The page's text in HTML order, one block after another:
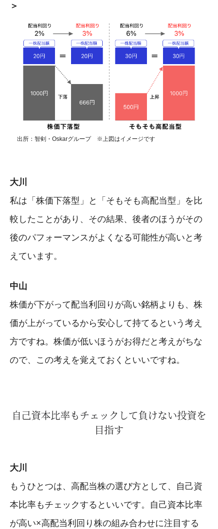
＞
出所：智剣・Oskarグループ ※上図はイメージです
大川
私は「株価下落型」と「そもそも高配当型」を比
較したことがあり、その結果、後者のほうがその
後のパフォーマンスがよくなる可能性が高いと考
えています。
中山
株価が下がって配当利回りが高い銘柄よりも、株
価が上がっているから安心して持てるという考え
方ですね。株価が低いほうがお得だと考えがちな
ので、この考えを覚えておくといいですね。
自己資本比率もチェックして負けない投資を
目指す
大川
もうひとつは、高配当株の選び方として、自己資
本比率もチェックするといいです。自己資本比率
が高い×高配当利回り株の組み合わせに注目する